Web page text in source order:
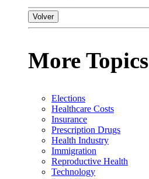
Volver
More Topics
Elections
Healthcare Costs
Insurance
Prescription Drugs
Health Industry
Immigration
Reproductive Health
Technology